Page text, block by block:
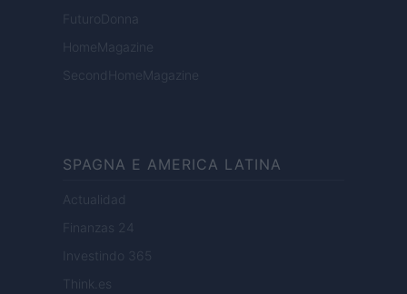
FuturoDonna
HomeMagazine
SecondHomeMagazine
SPAGNA E AMERICA LATINA
Actualidad
Finanzas 24
Investindo 365
Think.es